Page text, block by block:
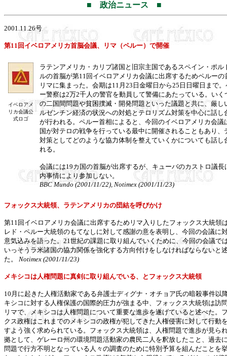
■ 政治ニュース ■
2001.11.26号
第11回イベロアメリカ首脳会議、リマ（ペルー）で開催
イベロアメ
リカ会議公
式ロゴ
ラテンアメリカ・カリブ諸国と旧宗主国であるスペイン・ポル
ルの首脳が第11回イベロアメリカ会議に出席するためペルーの
リマに集まった。会期は11月23日金曜日から25日日曜日まで。
ー警察は2万2千人の警官を動員して警備にあたっている。いく
の二国間問題や貧困撲滅・開発問題といった議題と共に、厳し
ルゼンチン経済の状況への対処とテロリズム対策を中心に話し
が行われる。ペルー首相によると、今回のイベロアメリカ会議
国が対テロの戦争を行っている最中に開催されることもあり、
対策としてどのような協力体制を整えていくかについても話し
れる。
会議には19カ国の首脳が出席するが、キューバのカストロ議長
内事情により参加しない。
BBC Mundo (2001/11/22), Notimex (2001/11/23)
フォックス大統領、ラテンアメリカの団結を呼びかけ
第11回イベロアメリカ会議に出席するためリマ入りしたフォックス大統領
レド・ペルー大統領のもてなしに対して感謝の意を表明し、今回の会議に
意気込みを語った。21世紀の課題に取り組んでいくために、今回の会議で
いっそうラ米諸国の協力関係を強化する方向付けをしなければならないと
た。
Notimex (2001/11/23)
メキシコは人権問題に真剣に取り組んでいる、とフォックス大統領
10月に起きた人権活動家である弁護士ディグナ・オチョア氏の暗殺事件以
キシコに対する人権保護の国際的圧力が強まる中、フォックス大統領は訪
リマで、メキシコは人権問題について重要な進歩を遂げていると述べた。
クス政権はこれまでのメキシコの政権が犯してきた人権侵害に対して行動
すよう強く求められている。フォックス大統領は、人権問題で進歩が見ら
拠として、ゲレーロ州の環境問題活動家の農民二人を釈放したこと、過去
問題で行方不明となっている人々の調査のために特別予算を組んだことを